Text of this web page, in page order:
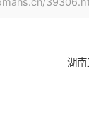
湖南